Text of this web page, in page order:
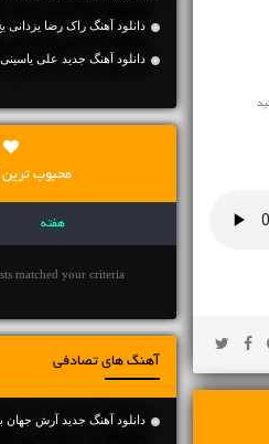
دانلود آهنگ راک رضا یزدانی
دانلود آهنگ جديد علی
محبوب
هفته
matched your criteria.
آهنگ های تصادفی
دانلود آهنگ جديد آرش جهان